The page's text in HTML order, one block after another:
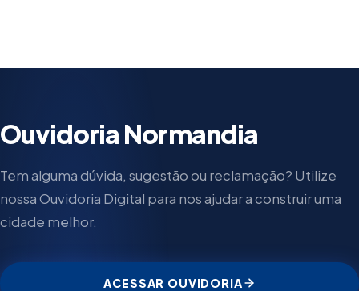
Ouvidoria Normandia
Tem alguma dúvida, sugestão ou reclamação? Utilize
nossa Ouvidoria Digital para nos ajudar a construir uma
cidade melhor.
ACESSAR OUVIDORIA